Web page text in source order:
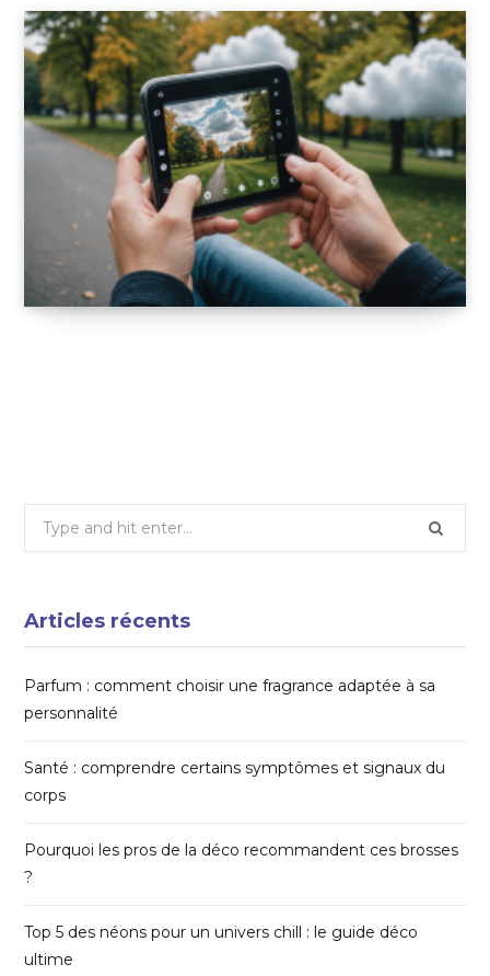
Search
Articles récents
Parfum : comment choisir une fragrance adaptée à sa
personnalité
Santé : comprendre certains symptômes et signaux du
corps
Pourquoi les pros de la déco recommandent ces brosses
?
Top 5 des néons pour un univers chill : le guide déco
ultime